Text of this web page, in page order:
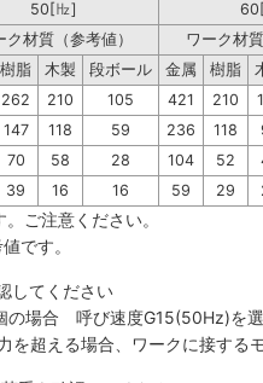
50[㎐]
ク材質（参考値）
ワーク材
樹脂 木製 段ボール 金属 樹脂
262 210 105 421 210
147 118 59 236 118
70 58 28 104 52
39 16 16 59 29
ご注意ください。
です。
してください
場合 呼び速度G15(50Hz)を
える場合、ワークに接するモ